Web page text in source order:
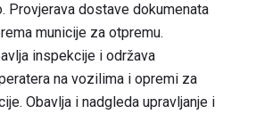
Provjerava dostave dokumenata
municije za otpremu.
inspekcije i održava
na vozilima i opremi za
Obavlja i nadgleda upravljanje i